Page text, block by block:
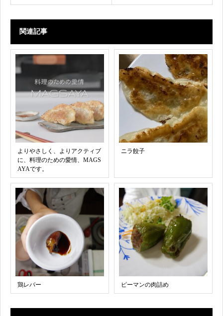
関連記事
よりやさしく、よりアクティブ
に、料理のための愛情、MAGS
AYAです。
ニラ餃子
鶏レバー ピーマンの肉詰め